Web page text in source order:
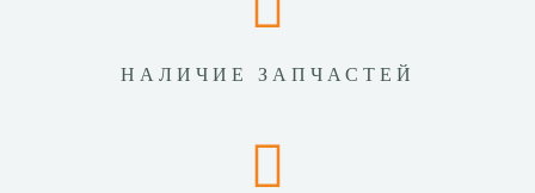
НАЛИЧИЕ ЗАПЧАСТЕЙ